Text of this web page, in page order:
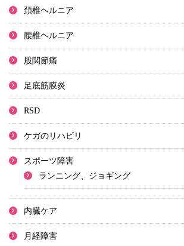
頚椎ヘルニア
腰椎ヘルニア
股関節痛
足底筋膜炎
RSD
ケガのリハビリ
スポーツ障害
ランニング、ジョギング
内臓ケア
月経障害